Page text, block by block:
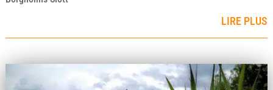
LIRE PLUS